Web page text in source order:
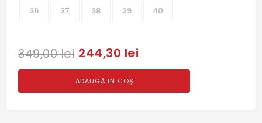
36 37 38 39 40
349,00 lei 244,30 lei
ADAUGĂ ÎN COȘ